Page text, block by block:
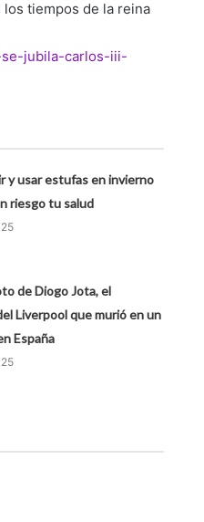
tiempos de la reina
jubila-carlos-iii-
y usar estufas en invierno
riesgo tu salud
de Diogo Jota, el
Liverpool que murió en un
España